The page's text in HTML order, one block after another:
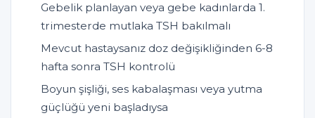
Gebelik planlayan veya gebe kadınlarda 1.
trimesterde mutlaka TSH bakılmalı
Mevcut hastaysanız doz değişikliğinden 6-8
hafta sonra TSH kontrolü
Boyun şişliği, ses kabalaşması veya yutma
güçlüğü yeni başladıysa